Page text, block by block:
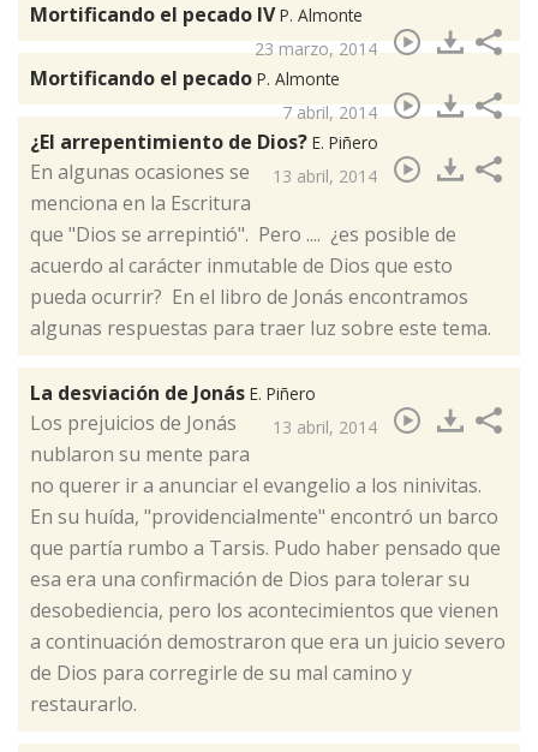
Mortificando el pecado IVP. Almonte
23 marzo, 2014
Mortificando el pecado P. Almonte
7 abril, 2014
¿El arrepentimiento de Dios? E. Piñero
13 abril, 2014
​En algunas ocasiones se
menciona en la Escritura
que "Dios se arrepintió". Pero .... ¿es posible de
acuerdo al carácter inmutable de Dios que esto
pueda ocurrir? En el libro de Jonás encontramos
algunas respuestas para traer luz sobre este tema.
La desviación de Jonás E. Piñero
13 abril, 2014
Los prejuicios de Jonás
nublaron su mente para
no querer ir a anunciar el evangelio a los ninivitas.
En su huída, "providencialmente" encontró un barco
que partía rumbo a Tarsis. Pudo haber pensado que
esa era una confirmación de Dios para tolerar su
desobediencia, pero los acontecimientos que vienen
a continuación demostraron que era un juicio severo
de Dios para corregirle de su mal camino y
restaurarlo.